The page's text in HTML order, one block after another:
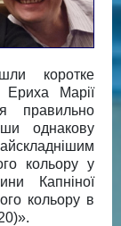
коротке
Ериха Марії
правильно
однакову
кольору у
Капніної
кольору в